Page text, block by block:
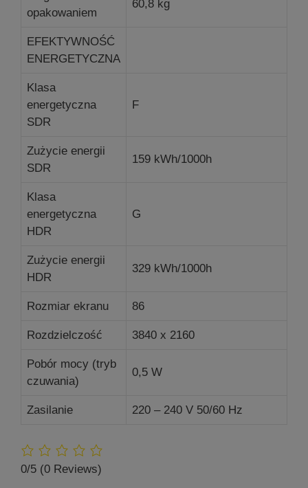
opakowaniem
60,8 kg
EFEKTYWNOŚĆ
ENERGETYCZNA
Klasa
energetyczna
SDR
F
Zużycie energii
SDR
159 kWh/1000h
Klasa
energetyczna
HDR
G
Zużycie energii
HDR
329 kWh/1000h
Rozmiar ekranu 86
Rozdzielczość 3840 x 2160
Pobór mocy (tryb
czuwania)
0,5 W
Zasilanie 220 – 240 V 50/60 Hz
0/5 (0 Reviews)